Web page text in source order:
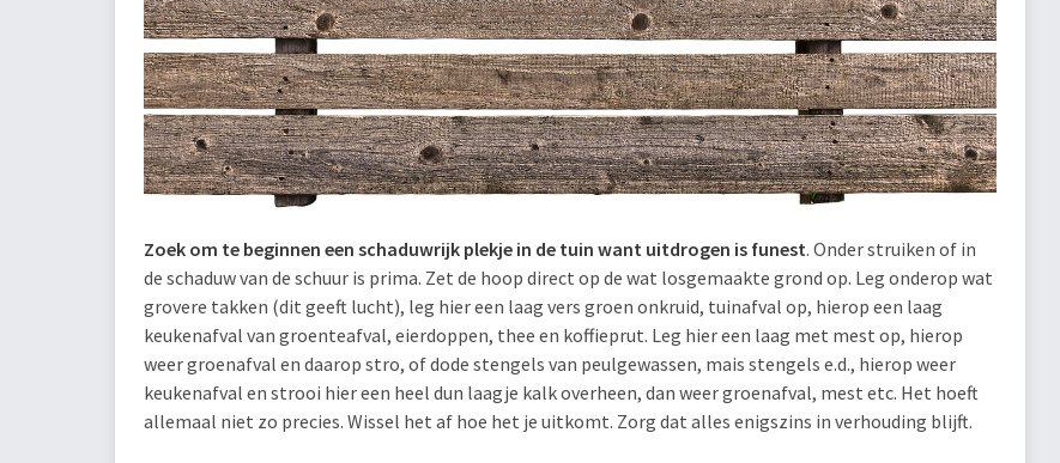
Zoek om te beginnen een schaduwrijk plekje in de tuin want uitdrogen is funest. Onder struiken of in
de schaduw van de schuur is prima. Zet de hoop direct op de wat losgemaakte grond op. Leg onderop wat
grovere takken (dit geeft lucht), leg hier een laag vers groen onkruid, tuinafval op, hierop een laag
keukenafval van groenteafval, eierdoppen, thee en koffieprut. Leg hier een laag met mest op, hierop
weer groenafval en daarop stro, of dode stengels van peulgewassen, mais stengels e.d., hierop weer
keukenafval en strooi hier een heel dun laagje kalk overheen, dan weer groenafval, mest etc. Het hoeft
allemaal niet zo precies. Wissel het af hoe het je uitkomt. Zorg dat alles enigszins in verhouding blijft.